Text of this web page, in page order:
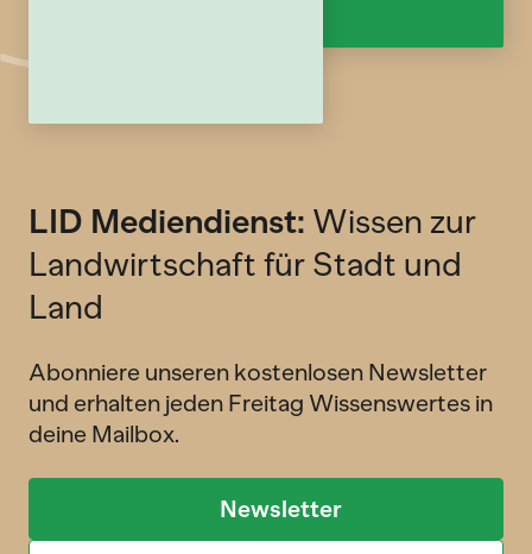
LID Mediendienst: Wissen zur
Landwirtschaft für Stadt und
Land
Abonniere unseren kostenlosen Newsletter
und erhalten jeden Freitag Wissenswertes in
deine Mailbox.
Newsletter